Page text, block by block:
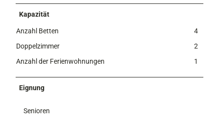
Kapazität
Anzahl Betten
4
Doppelzimmer
2
Anzahl der Ferienwohnungen
1
Eignung
Senioren